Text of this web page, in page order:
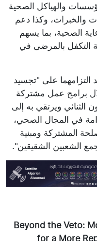
والهياكل الصحية
والخبرات، وكذا دعم
الصحية، بما يسهم
التكفل بالمرضى في
التزامهما على "تجسيد
برامج عمل مشتركة
الثنائي ويرتقي به إلى
في المجال الصحي،
المشتركة ومبنية
الشعبين الشقيقين".
Beyond the Veto:
for a More